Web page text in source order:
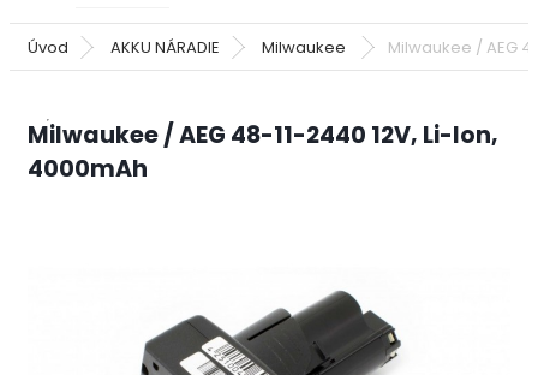
Úvod AKKU NÁRADIE Milwaukee Milwaukee / AEG
Milwaukee / AEG 48-11-2440 12V, Li-Ion,
4000mAh